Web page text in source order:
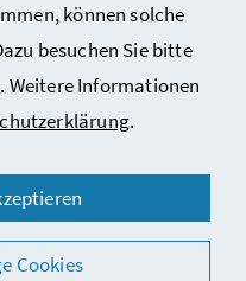
können solche
besuchen Sie bitte
. Weitere Informationen
.
Cookies
Soziales, Gesundheit,